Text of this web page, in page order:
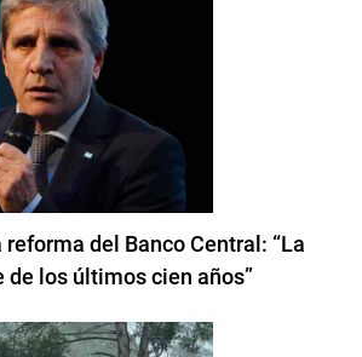
del Banco Central: “La
los últimos cien años”